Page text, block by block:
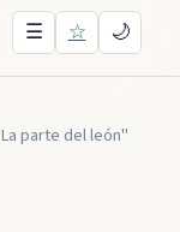
☰ ☆ 🌙
parte del león''